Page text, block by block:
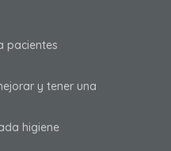
pacientes
y tener una
higiene